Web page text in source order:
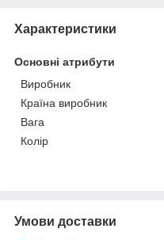
Характеристики
Основні атрибути
Виробник
Країна виробник
Вага
Колір
Умови доставки